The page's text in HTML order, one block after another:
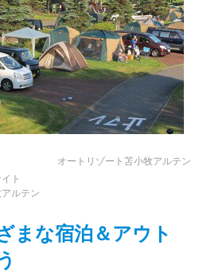
オートリゾート苫小牧アルテン
ト
ルテン
まな宿泊＆アウト